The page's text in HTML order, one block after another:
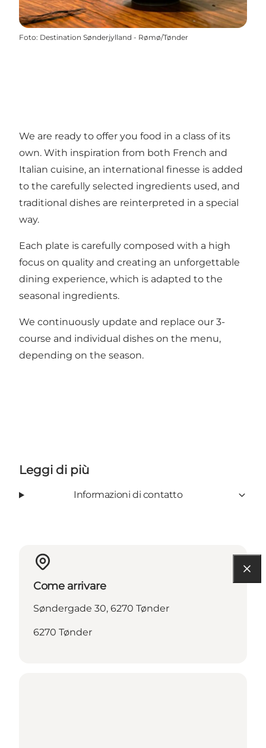
Foto: Destination Sønderjylland - Rømø/Tønder
We are ready to offer you food in a class of its
own. With inspiration from both French and
Italian cuisine, an international finesse is added
to the carefully selected ingredients used, and
traditional dishes are reinterpreted in a special
way.
Each plate is carefully composed with a high
focus on quality and creating an unforgettable
dining experience, which is adapted to the
seasonal ingredients.
We continuously update and replace our 3-
course and individual dishes on the menu,
depending on the season.
Leggi di più
Informazioni di contatto
Come arrivare
Søndergade 30, 6270 Tønder
6270 Tønder